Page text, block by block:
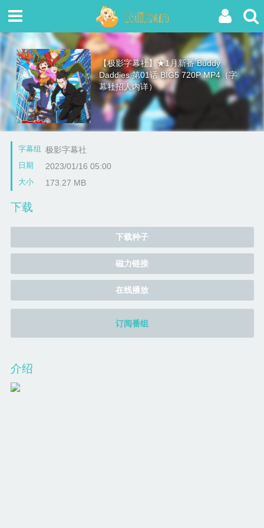
【极影字幕社】★1月新番 Buddy
Daddies 第01话 BIG5 720P MP4（字
幕社招人内详）
字幕组 极影字幕社
日期 2023/01/16 05:00
大小 173.27 MB
下载
下载种子
磁力链接
在线播放
订阅番组
介绍